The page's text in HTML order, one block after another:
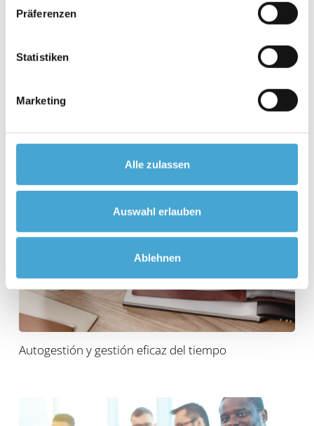
Präferenzen
Statistiken
Marketing
Alle zulassen
Auswahl erlauben
Ablehnen
Gestión del cambio: modelar activamente el cambio
Autogestión y gestión eficaz del tiempo